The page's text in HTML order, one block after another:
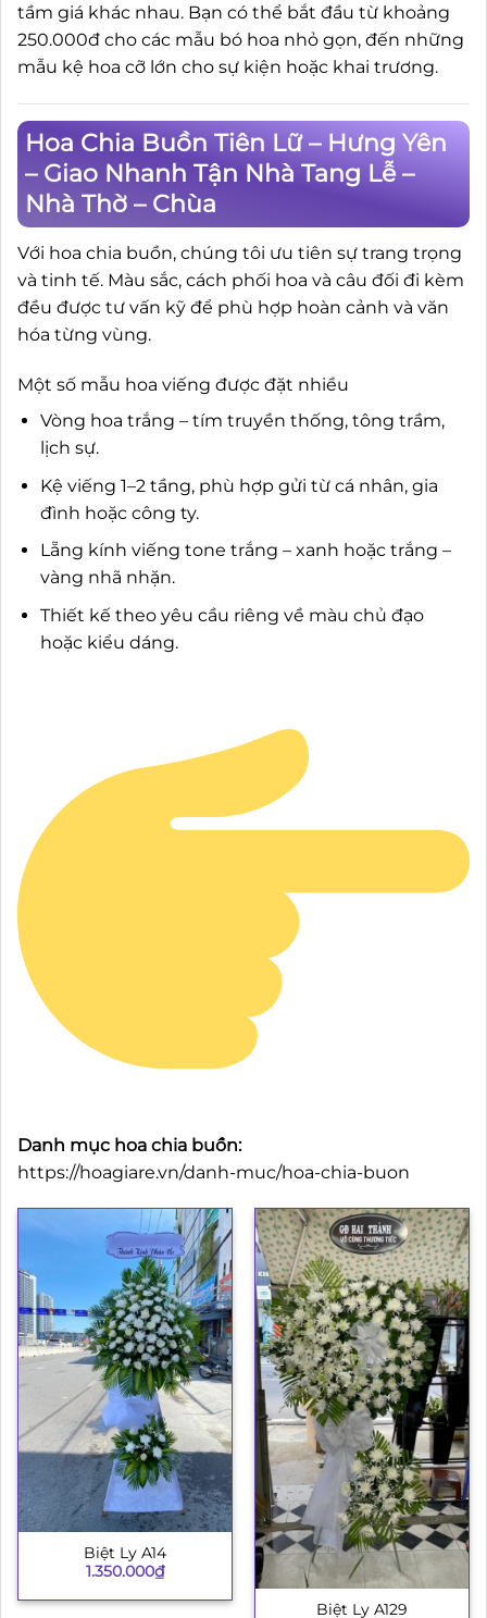
tầm giá khác nhau. Bạn có thể bắt đầu từ khoảng
250.000đ cho các mẫu bó hoa nhỏ gọn, đến những
mẫu kệ hoa cỡ lớn cho sự kiện hoặc khai trương.
Hoa Chia Buồn Tiên Lữ – Hưng Yên
– Giao Nhanh Tận Nhà Tang Lễ –
Nhà Thờ – Chùa
Với hoa chia buồn, chúng tôi ưu tiên sự trang trọng
và tinh tế. Màu sắc, cách phối hoa và câu đối đi kèm
đều được tư vấn kỹ để phù hợp hoàn cảnh và văn
hóa từng vùng.
Một số mẫu hoa viếng được đặt nhiều
Vòng hoa trắng – tím truyền thống, tông trầm,
lịch sự.
Kệ viếng 1–2 tầng, phù hợp gửi từ cá nhân, gia
đình hoặc công ty.
Lẵng kính viếng tone trắng – xanh hoặc trắng –
vàng nhã nhặn.
Thiết kế theo yêu cầu riêng về màu chủ đạo
hoặc kiểu dáng.
Danh mục hoa chia buồn:
https://hoagiare.vn/danh-muc/hoa-chia-buon
Biệt Ly A14
1.350.000₫
Biệt Ly A129